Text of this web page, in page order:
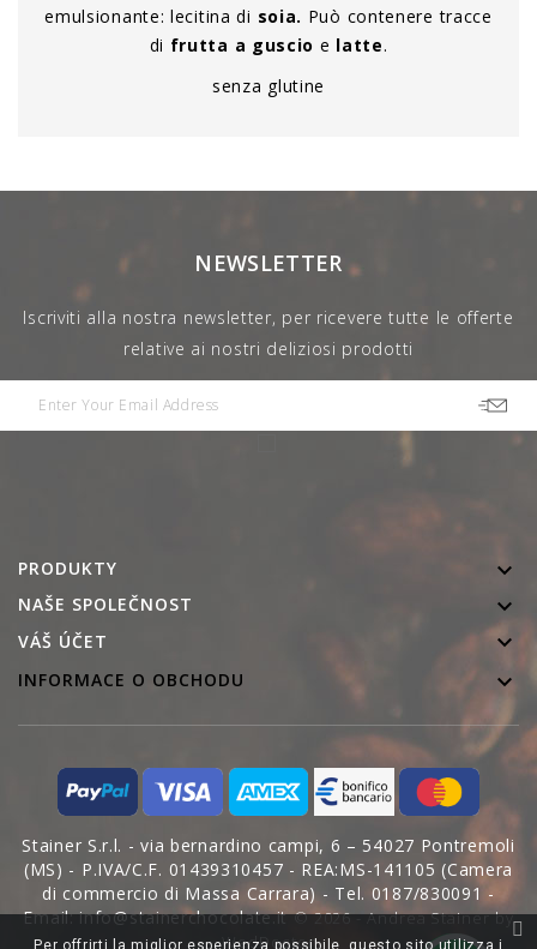
emulsionante: lecitina di soia. Può contenere tracce
di frutta a guscio e latte.
senza glutine
NEWSLETTER
Iscriviti alla nostra newsletter, per ricevere tutte le offerte
relative ai nostri deliziosi prodotti
PRODUKTY 
NAŠE SPOLEČNOST 
VÁŠ ÚČET 
INFORMACE O OBCHODU 
Stainer S.r.l. - via bernardino campi, 6 – 54027 Pontremoli
(MS) - P.IVA/C.F. 01439310457 - REA:MS-141105 (Camera
di commercio di Massa Carrara) - Tel. 0187/830091 -
Email: info@stainerchocolate.it© 2026 - Andrea Stainer by
WedDoctor
Per offrirti la miglior esperienza possibile, questo sito utilizza i